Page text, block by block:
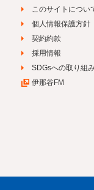
このサイトについ
個人情報保護方針
契約約款
採用情報
SDGsへの取り組
伊那谷FM